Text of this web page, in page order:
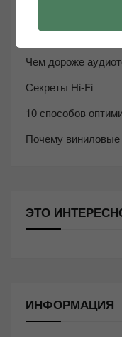
Возьмите друга в
Чем дороже
Секреты Hi-Fi
10 способов
Почему виниловые
ЭТО
ИНФОРМАЦИЯ